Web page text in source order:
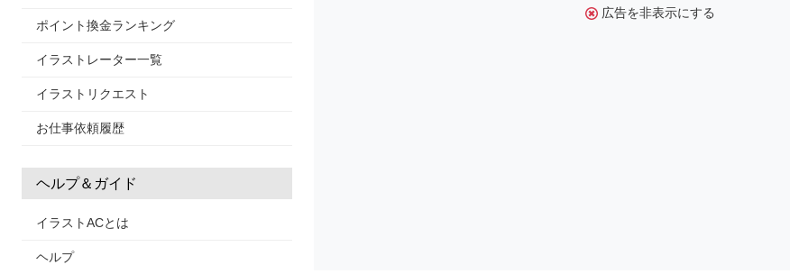
ポイント換金ランキング
イラストレーター一覧
イラストリクエスト
お仕事依頼履歴
ヘルプ＆ガイド
イラストACとは
ヘルプ
広告を非表示にする